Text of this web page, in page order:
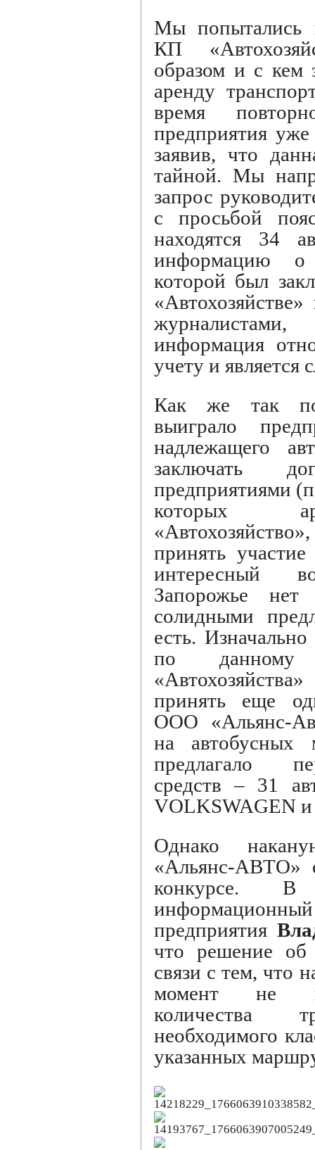
Мы попытались
КП
образом и с кем
аренду
время
предприятия
заявив, что
тайной. Мы
запрос
с просьбой
находятся 34
информацию о
которой был
информация
учету и является
Как же так
выиграло
надлежащего
заключать
предприятиями
которых
принять
интересный
Запорожье нет
солидными
есть.
по данному
принять еще
ООО «Альянс-
на автобусных
предлагало
средств – 31
VOLKSWAGEN
Однако
«Альянс-АВТО»
конкурсе.
предприятия
что решение об
связи с тем, что
момент не
количества
необходимого
указанных